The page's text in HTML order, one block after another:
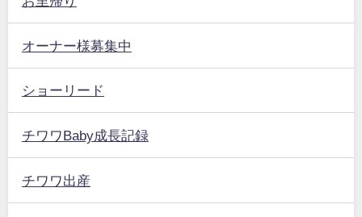
オーナー様募集中
ショーリード
チワワBaby成長記録
チワワ出産